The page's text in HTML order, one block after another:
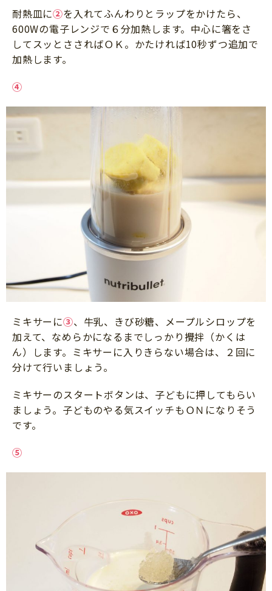
耐熱皿に②を入れてふんわりとラップをかけたら、
600Wの電子レンジで６分加熱します。中心に箸をさ
してスッとささればＯＫ。かたければ10秒ずつ追加で
加熱します。
④
ミキサーに③、牛乳、きび砂糖、メープルシロップを
加えて、なめらかになるまでしっかり攪拌（かくは
ん）します。ミキサーに入りきらない場合は、２回に
分けて行いましょう。
ミキサーのスタートボタンは、子どもに押してもらい
ましょう。子どものやる気スイッチもＯＮになりそう
です。
⑤